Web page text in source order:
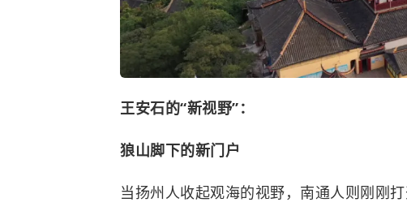
王安石的“新视野”：
狼山脚下的新门户
当扬州人收起观海的视野，南通人则刚刚打